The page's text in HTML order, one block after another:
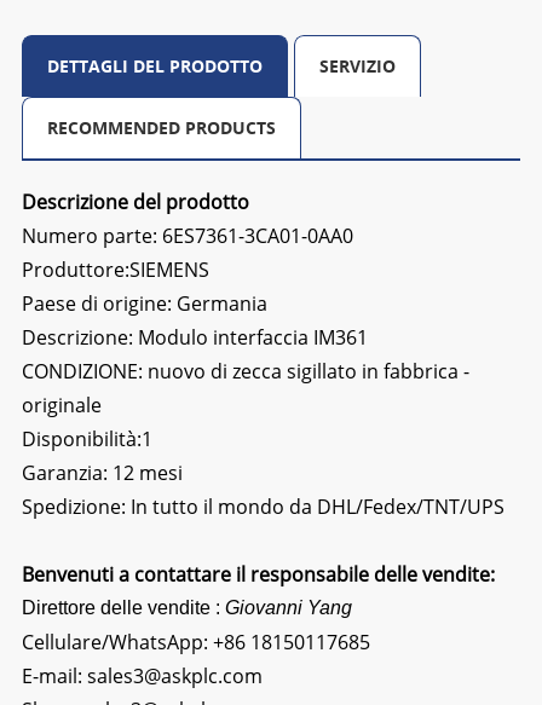
DETTAGLI DEL PRODOTTO SERVIZIO
RECOMMENDED PRODUCTS
Descrizione del prodotto
Numero parte: 6ES7361-3CA01-0AA0
Produttore:SIEMENS
Paese di origine: Germania
Descrizione: Modulo interfaccia IM361
CONDIZIONE: nuovo di zecca sigillato in fabbrica -
originale
Disponibilità:1
Garanzia: 12 mesi
Spedizione: In tutto il mondo da DHL/Fedex/TNT/UPS
Benvenuti a contattare il responsabile delle vendite:
Direttore delle vendite : Giovanni Yang
Cellulare/WhatsApp: +86 18150117685
E-mail: sales3@askplc.com